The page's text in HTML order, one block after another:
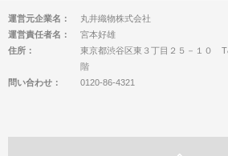
運営元企業名：
丸井織物株式会社
運営責任者名：
宮本好雄
住所：
東京都渋谷区東３丁目２５－１０
階
問い合わせ：
0120-86-4321